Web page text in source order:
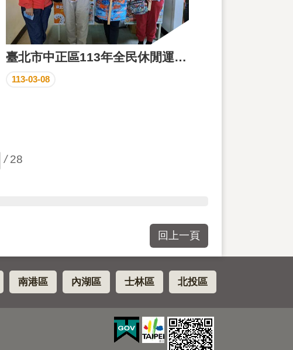
臺北市中正區113年全民休閒運動推廣基礎體能訓練課程
113-03-08
/ 28
回上一頁
南港區 內湖區 士林區 北投區